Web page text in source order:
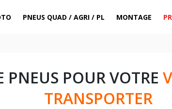
PNEUS QUAD / AGRI / PL MONTAGE
PNEUS POUR VOTRE
TRANSPORTER